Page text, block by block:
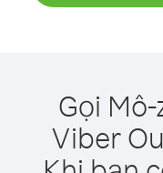
Gọi
Viber